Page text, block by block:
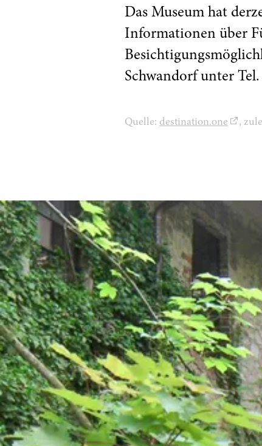
Das Museum hat
Informationen über
Schwandorf unter
Quelle: destination.one ,